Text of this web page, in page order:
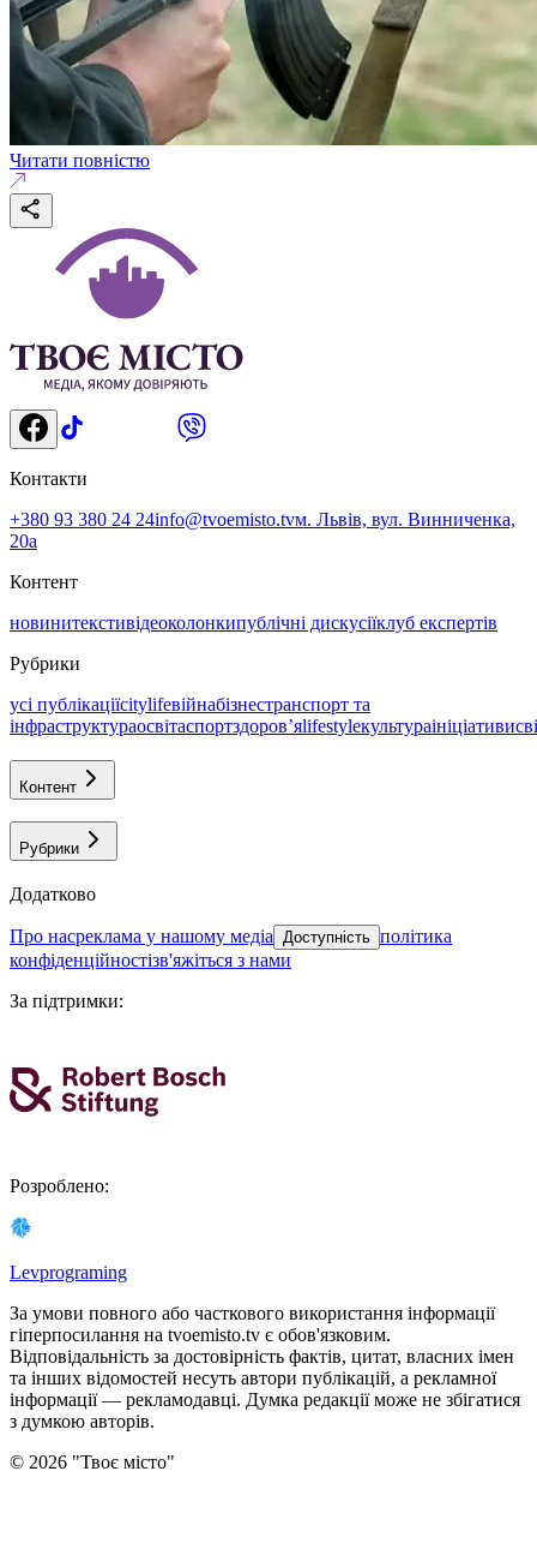
Читати повністю
Контакти
+380 93 380 24 24info@tvoemisto.tvм. Львів, вул. Винниченка,
20а
Контент
новинитекстивідеоколонкипублічні дискусіїклуб експертів
Рубрики
усі публікаціїcitylifeвійнабізнестранспорт та
інфраструктураосвітаспортздоровʼяlifestyleкультураініціативи
Контент
Рубрики
Додатково
про насреклама у нашому медіа Доступність політика
конфіденційностізв'яжіться з нами
За підтримки:
Розроблено:
Levprograming
За умови повного або часткового використання iнформацiї
гіперпосилання на tvoemisto.tv є обов'язковим.
Відповідальність за достовірність фактів, цитат, власних імен
та інших відомостей несуть автори публікацій, а рекламної
інформації — рекламодавці. Думка редакцiї може не збiгатися
з думкою авторiв.
© 2026 "Твоє місто"